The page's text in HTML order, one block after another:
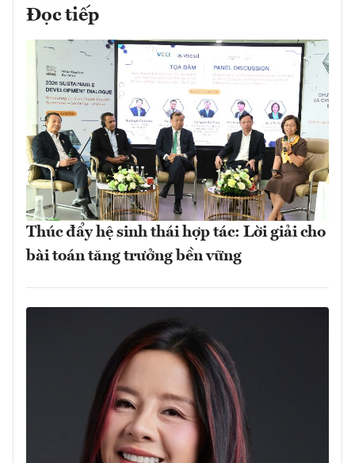
Đọc tiếp
Thúc đẩy hệ sinh thái hợp tác: Lời giải cho
bài toán tăng trưởng bền vững